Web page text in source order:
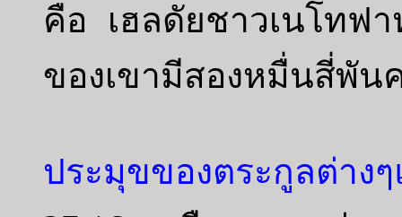
คือ เฮลดัยชาวเนโทฟ
ของเขามีสองหมื่นสี่พัน
ประมุขของตระกูลต่างๆ